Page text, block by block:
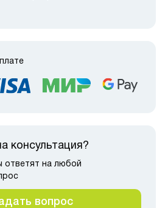
консультация?
ответят на любой
вопрос